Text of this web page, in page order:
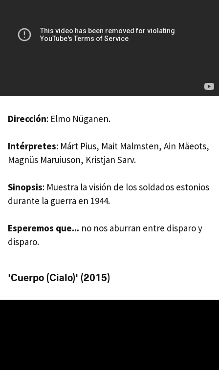
Dirección: Elmo Nüganen.
Intérpretes: Márt Pius, Mait Malmsten, Ain Mäeots,
Magnüs Maruiuson, Kristjan Sarv.
Sinopsis: Muestra la visión de los soldados estonios
durante la guerra en 1944.
Esperemos que... no nos aburran entre disparo y
disparo.
'Cuerpo (Cialo)' (2015)